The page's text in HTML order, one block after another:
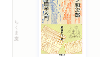
ちくま文庫